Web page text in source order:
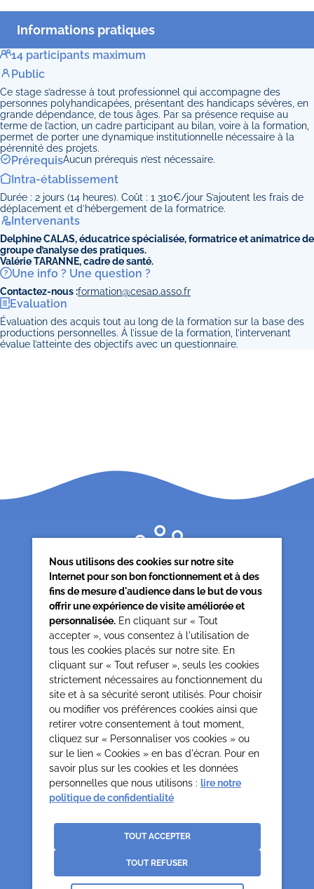
Informations pratiques
14 participants maximum
Public
Ce stage s’adresse à tout professionnel qui accompagne des
personnes polyhandicapées, présentant des handicaps sévères, en
grande dépendance, de tous âges. Par sa présence requise au
terme de l’action, un cadre participant au bilan, voire à la formation,
permet de porter une dynamique institutionnelle nécessaire à la
pérennité des projets.
PrérequisAucun prérequis n’est nécessaire.
Intra-établissement
Durée : 2 jours (14 heures). Coût : 1 310€/jour S’ajoutent les frais de
déplacement et d’hébergement de la formatrice.
Intervenants
Delphine CALAS, éducatrice spécialisée, formatrice et animatrice de
groupe d’analyse des pratiques.
Valérie TARANNE, cadre de santé.
Une info ? Une question ?
Contactez-nous :formation@cesap.asso.fr
Evaluation
Évaluation des acquis tout au long de la formation sur la base des
productions personnelles. À l’issue de la formation, l’intervenant
évalue l’atteinte des objectifs avec un questionnaire.
Siège associatif
62 rue de la glacière
75013 Paris
0142850804
contact@cesap.asso.fr
Cesap Formation
formation@cesap.asso.fr
01 53 20 68 58
Mentions Légales
personnelles
CréditsLa Jungle
Association déclarée no 65/618 du 19.05.65 Reconnues d’Utilité Publique par
Nous utilisons des cookies sur notre site
Internet pour son bon fonctionnement et à des
fins de mesure d'audience dans le but de vous
offrir une expérience de visite améliorée et
personnalisée. En cliquant sur « Tout
accepter », vous consentez à l'utilisation de
tous les cookies placés sur notre site. En
cliquant sur « Tout refuser », seuls les cookies
strictement nécessaires au fonctionnement du
site et à sa sécurité seront utilisés. Pour choisir
ou modifier vos préférences cookies ainsi que
retirer votre consentement à tout moment,
cliquez sur « Personnaliser vos cookies » ou
sur le lien « Cookies » en bas d'écran. Pour en
savoir plus sur les cookies et les données
personnelles que nous utilisons : lire notre
politique de confidentialité
TOUT ACCEPTER
TOUT REFUSER